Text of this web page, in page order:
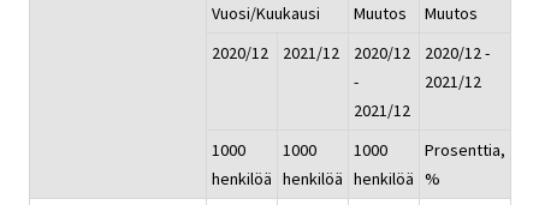
Vuosi/Kuukausi Muutos
Muutos
2020/12
2021/12
2020/12
-
2021/12
2020/12 -
2021/12
1000
henkilöä
1000
henkilöä
1000
henkilöä
Prosenttia,
%